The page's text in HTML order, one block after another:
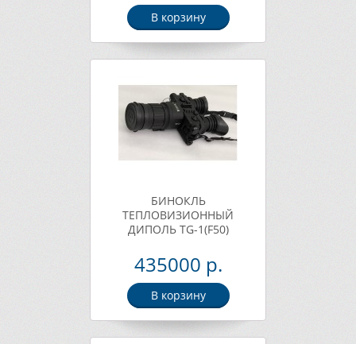
В корзину
БИНОКЛЬ
ТЕПЛОВИЗИОННЫЙ
ДИПОЛЬ TG-1(F50)
435000 р.
В корзину